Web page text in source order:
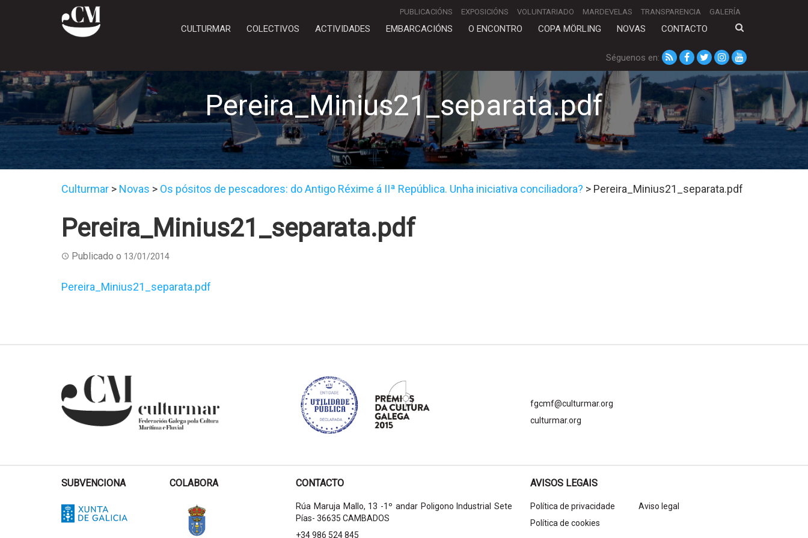
PUBLICACIÓNS EXPOSICIÓNS VOLUNTARIADO MARDEVELAS TRANSPARENCIA GALERÍA
CULTURMAR COLECTIVOS ACTIVIDADES EMBARCACIÓNS O ENCONTRO COPA MÖRLING NOVAS CONTACTO
Séguenos en:
Pereira_Minius21_separata.pdf
Culturmar > Novas > Os pósitos de pescadores: do Antigo Réxime á IIª República. Unha iniciativa conciliadora? > Pereira_Minius21_separata.pdf
Pereira_Minius21_separata.pdf
Publicado o 13/01/2014
Pereira_Minius21_separata.pdf
fgcmf@culturmar.org
culturmar.org
SUBVENCIONA COLABORA CONTACTO
Rúa Maruja Mallo, 13 -1º andar Poligono Industrial Sete
Pías- 36635 CAMBADOS
+34 986 524 845
AVISOS LEGAIS
Política de privacidade
Aviso legal
Política de cookies